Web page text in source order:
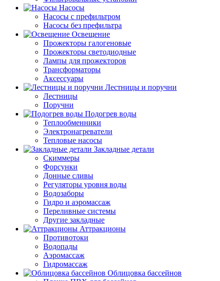
Насосы
Насосы с префильтром
Насосы без префильтра
Освещение
Прожекторы галогеновые
Прожекторы светодиодные
Лампы для прожекторов
Трансформаторы
Аксессуары
Лестницы и поручни
Лестницы
Поручни
Подогрев воды
Теплообменники
Электронагреватели
Тепловые насосы
Закладные детали
Скиммеры
Форсунки
Донные сливы
Регуляторы уровня воды
Водозаборы
Гидро и аэромассаж
Переливные системы
Другие закладные
Аттракционы
Противотоки
Водопады
Аэромассаж
Гидромассаж
Облицовка бассейнов